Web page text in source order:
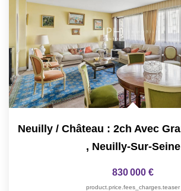
, Neuilly-Sur-Seine
830 000 €
product.price.fees_charges.teaser